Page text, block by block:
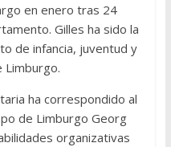
en enero tras 24
Gilles ha sido la
de infancia, juventud y
Limburgo.
ha correspondido al
de Limburgo Georg
organizativas